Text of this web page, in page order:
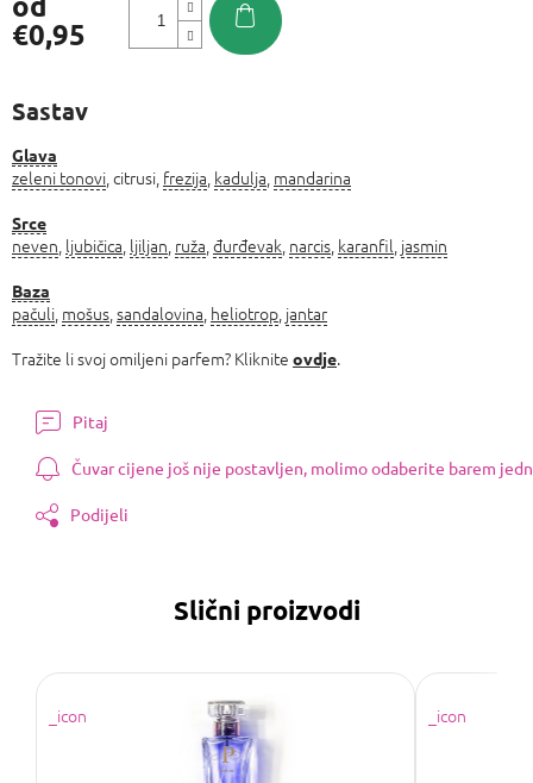
€0,95
Sastav
Glava
zeleni tonovi , citrusi, frezija kadulja mandarina
Srce
neven ljubičica ljiljan ruža đurđevak narcis karanfil jasmin
Baza
pačuli mošus sandalovina heliotrop jantar
Tražite li svoj omiljeni parfem? Kliknite ovdje.
Pitaj
Čuvar cijene još nije postavljen, molimo odaberite barem
Podijeli
Slični proizvodi